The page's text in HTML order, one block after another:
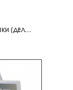
– АНТИСТАТИЧЕСКИЙ ДЛЯ ПЛАСТИНКИ (ДЕЛЮКС)